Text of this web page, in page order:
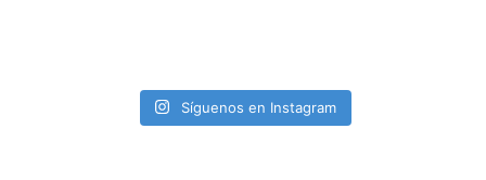
Síguenos en Instagram